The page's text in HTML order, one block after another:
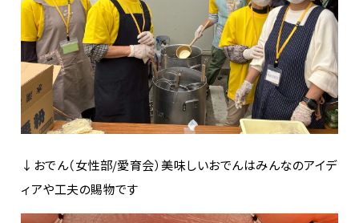
↓おでん（女性部/愛育会）美味しいおでんはみんなのアイデ
ィアや工夫の賜物です